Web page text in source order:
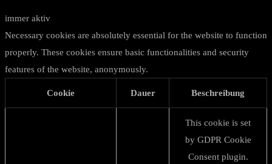
immer aktiv
Necessary cookies are absolutely essential for the website to function
properly. These cookies ensure basic functionalities and security
features of the website, anonymously.
Cookie Dauer Beschreibung
This cookie is set
by GDPR Cookie
Consent plugin.